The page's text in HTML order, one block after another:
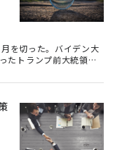
を切った。バイデン大
たトランプ前大統領の
ランプ氏が勝ちそ
トランプ氏の勝敗に関
に影響を与えることは
企業が取るべき備えに